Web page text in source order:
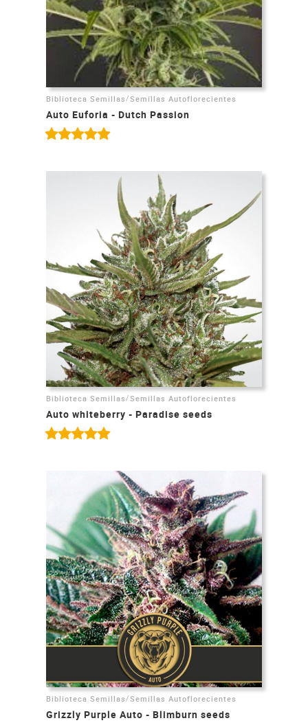
Biblioteca Semillas/Semillas Autoflorecientes
Auto Euforia - Dutch Passion
Biblioteca Semillas/Semillas Autoflorecientes
Auto whiteberry - Paradise seeds
Biblioteca Semillas /Semillas Autoflorecientes
Grizzly Purple Auto - Blimburn seeds